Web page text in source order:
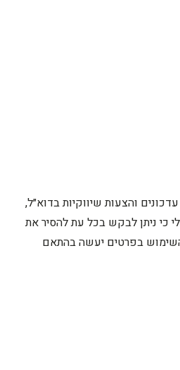
והצעות שיווקיות בדוא״ל,
לי כי ניתן לבקש בכל עת להסיר את
בפרטים יעשה בהתאם